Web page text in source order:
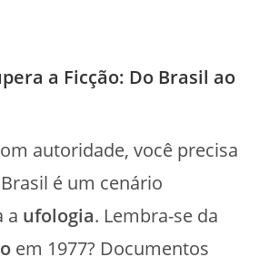
a Ficção: Do Brasil ao
autoridade, você precisa
é um cenário
a ufologia. Lembra-se da
em 1977? Documentos